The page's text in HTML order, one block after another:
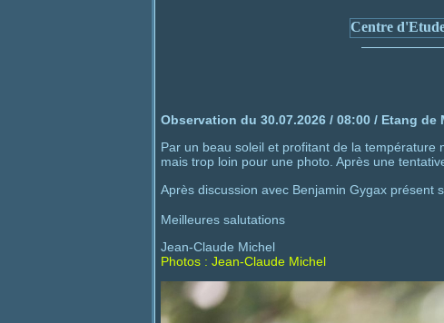
Centre
Observation du 30.07.2026 / 08:00 / Etang de
Par un beau soleil et profitant de la température
mais trop loin pour une photo. Après une
Après discussion avec Benjamin Gygax présent
Meilleures salutations
Jean-Claude Michel
Photos : Jean-Claude Michel